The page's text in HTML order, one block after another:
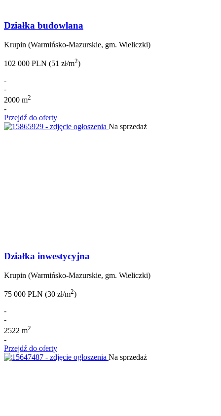
Działka budowlana
Krupin (Warmińsko-Mazurskie, gm. Wieliczki)
102 000 PLN (51 zł/m2)
-
-
2000 m2
-
Przejdź do oferty
Na sprzedaż
Działka inwestycyjna
Krupin (Warmińsko-Mazurskie, gm. Wieliczki)
75 000 PLN (30 zł/m2)
-
-
2522 m2
-
Przejdź do oferty
Na sprzedaż